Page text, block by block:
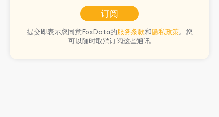
订阅
提交即表示您同意FoxData的服务条款和隐私政策。您
可以随时取消订阅这些通讯